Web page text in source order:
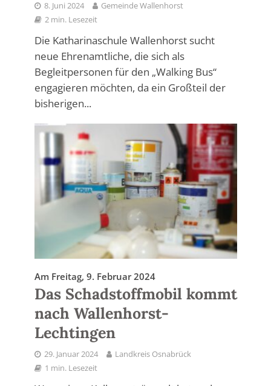
8. Juni 2024
Gemeinde Wallenhorst
2 min. Lesezeit
Die Katharinaschule Wallenhorst sucht
neue Ehrenamtliche, die sich als
Begleitpersonen für den „Walking Bus“
engagieren möchten, da ein Großteil der
bisherigen...
Am Freitag, 9. Februar 2024
Das Schadstoffmobil kommt
nach Wallenhorst-
Lechtingen
29. Januar 2024
Landkreis Osnabrück
1 min. Lesezeit